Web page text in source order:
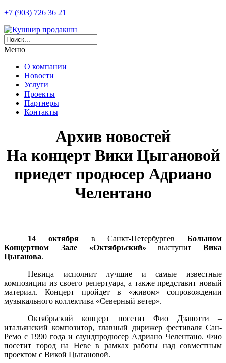
+7 (903) 726 36 21
Меню
О компании
Новости
Услуги
Проекты
Партнеры
Контакты
Архив новостей
На концерт Вики Цыгановой
приедет продюсер Адриано
Челентано
14 октября в Санкт-Петербургев Большом
Концертном Зале «Октябрьский»выступит Вика
Цыганова.
Певица исполнит лучшие и самые известные
композиции из своего репертуара, а также представит новый
материал. Концерт пройдет в «живом» сопровождении
музыкального коллектива «Северный ветер».
Октябрьский концерт посетит Фио Дзанотти –
итальянский композитор, главный дирижер фестиваля Сан-
Ремо с 1990 года и саундпродюсер Адриано Челентано. Фио
посетит город на Неве в рамках работы над совместным
проектом с Викой Цыгановой.